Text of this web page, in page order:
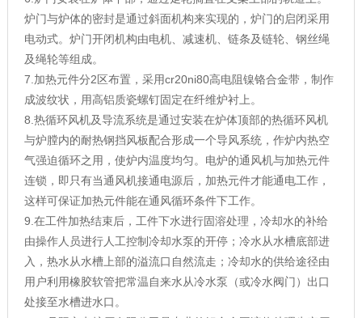
炉门与炉体的密封是通过斜面机构来实现的，炉门的启闭采用
电动式。炉门开闭机构由电机、减速机、链条及链轮、钢丝绳
及绳轮等组成。
7.加热元件分2区布置，采用cr20ni80高电阻镍铬合金带，制作
成波纹状，用高铝质瓷螺钉固定在纤维炉衬上。
8.热循环风机及导流系统是通过安装在炉体顶部的热循环风机
与炉膛内的耐热钢挡风板配合形成一个导风系统，作炉内热空
气强迫循环之用，使炉内温度均匀。电炉的通风机与加热元件
连锁，即只有当通风机接通电源后，加热元件才能通电工作，
这样可保证加热元件能在通风循环条件下工作。
9.在工件加热结束后，工件下水进行固溶处理，冷却水的补给
由操作人员进行人工控制冷却水泵的开停；冷水从水槽底部进
入，热水从水槽上部的溢流口自然流走；冷却水的供给途径由
用户利用橡胶软管把常温自来水从冷水泵（或冷水阀门）出口
处接至水槽进水口。